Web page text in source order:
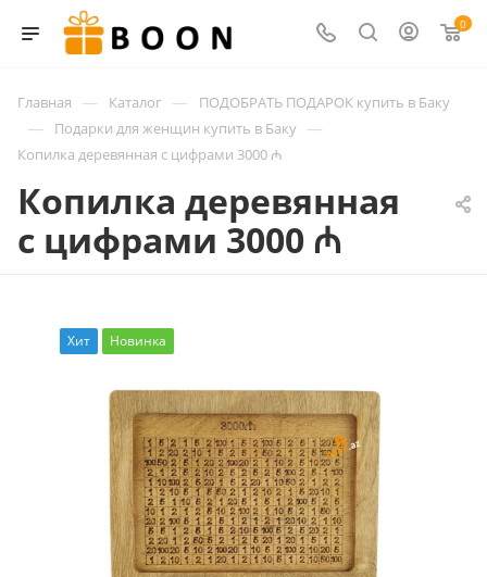
0
Главная — Каталог — ПОДОБРАТЬ ПОДАРОК купить в Баку
— Подарки для женщин купить в Баку —
Копилка деревянная с цифрами 3000 ₼
Копилка деревянная
с цифрами 3000 ₼
Хит Новинка